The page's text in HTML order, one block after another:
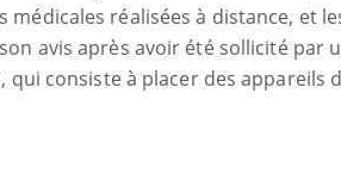
réalisées à distance, et
avis après avoir été sollicité par
qui consiste à placer des appareils